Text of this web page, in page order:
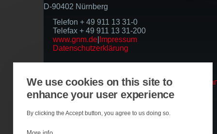
D-90402 Nürnberg
Telefon + 49 911 13 31-0
Telefax + 49 911 13 31-200
www.gnm.de Impressum
Datenschutzerklärung
Basierend auf der Infrastruktur
We use cookies on this site to
enhance your user experience
By clicking the Accept button, you agree to us doing so.